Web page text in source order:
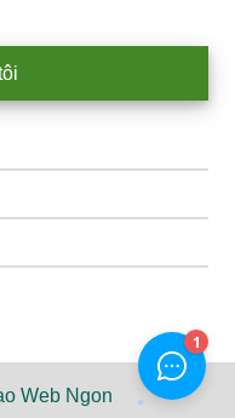
Web Ngon